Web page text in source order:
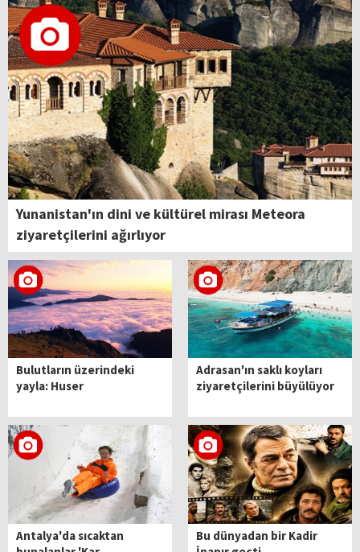
Yunanistan'ın dini ve kültürel mirası Meteora
ziyaretçilerini ağırlıyor
Bulutların üzerindeki
yayla: Huser
Adrasan'ın saklı koyları
ziyaretçilerini büyülüyor
Antalya'da sıcaktan
Bu dünyadan bir Kadir